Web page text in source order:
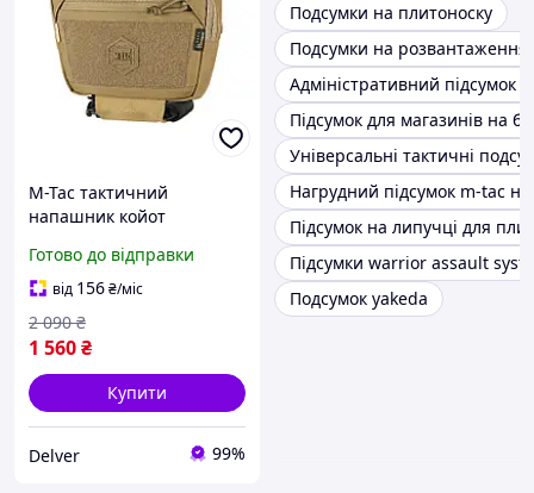
M-Tac тактичний
напашник койот
підсумок Large Elite GEN.II
армійська сумка на
плитоноску
Готово до відправки
від 156₴/міс
1 560₴
2 090 ₴
Купити
Delver 99%
Подсумки на плитоноску
Подсумки на розвантаження
Адміністративний підсумок
Підсумок для магазинів на
Універсальні тактичні
Нагрудний підсумок m-tac
Підсумок на липучці для
Підсумки warrior assault
Подсумок yakeda